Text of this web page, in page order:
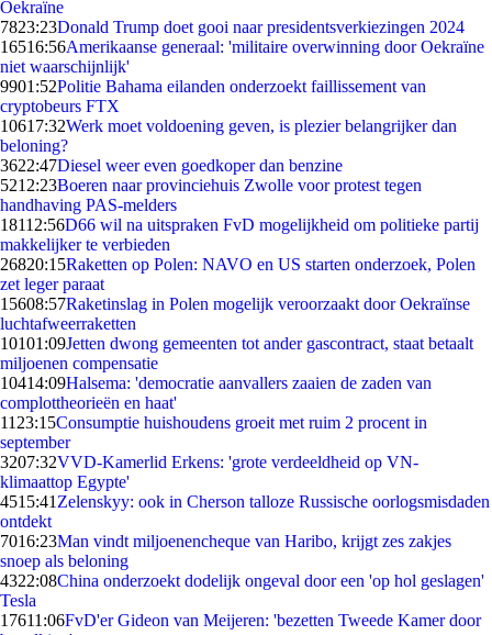
Oekraïne
7823:23Donald Trump doet gooi naar presidentsverkiezingen 2024
16516:56Amerikaanse generaal: 'militaire overwinning door Oekraïne
niet waarschijnlijk'
9901:52Politie Bahama eilanden onderzoekt faillissement van
cryptobeurs FTX
10617:32Werk moet voldoening geven, is plezier belangrijker dan
beloning?
3622:47Diesel weer even goedkoper dan benzine
5212:23Boeren naar provinciehuis Zwolle voor protest tegen
handhaving PAS-melders
18112:56D66 wil na uitspraken FvD mogelijkheid om politieke partij
makkelijker te verbieden
26820:15Raketten op Polen: NAVO en US starten onderzoek, Polen
zet leger paraat
15608:57Raketinslag in Polen mogelijk veroorzaakt door Oekraïnse
luchtafweerraketten
10101:09Jetten dwong gemeenten tot ander gascontract, staat betaalt
miljoenen compensatie
10414:09Halsema: 'democratie aanvallers zaaien de zaden van
complottheorieën en haat'
11 23:15Consumptie huishoudens groeit met ruim 2 procent in
september
3207:32VVD-Kamerlid Erkens: 'grote verdeeldheid op VN-
klimaattop Egypte'
4515:41 Zelenskyy: ook in Cherson talloze Russische oorlogsmisdaden
ontdekt
7016:23Man vindt miljoenencheque van Haribo, krijgt zes zakjes
snoep als beloning
4322:08China onderzoekt dodelijk ongeval door een 'op hol geslagen'
Tesla
17611:06FvD'er Gideon van Meijeren: 'bezetten Tweede Kamer door